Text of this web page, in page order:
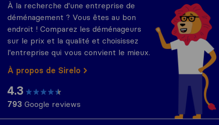
À la recherche d'une entreprise de
déménagement ? Vous êtes au bon
endroit ! Comparez les déménageurs
sur le prix et la qualité et choisissez
l'entreprise qui vous convient le mieux.
À propos de Sirelo
4.3
793 Google reviews